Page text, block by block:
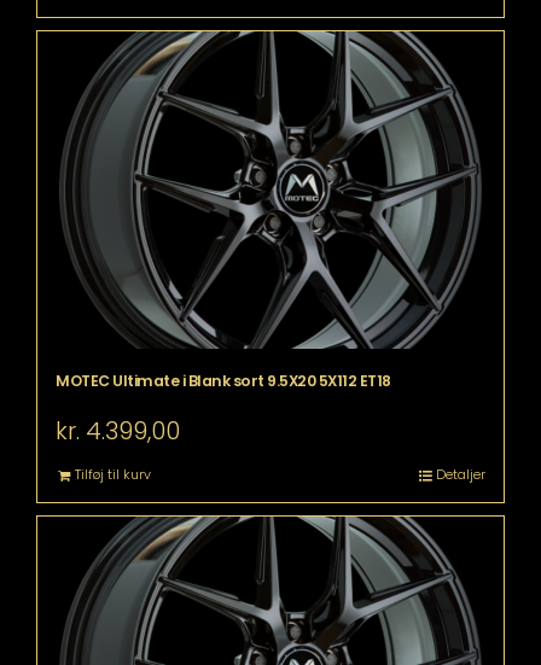
MOTEC Ultimate i Blank sort 9.5X20 5X112 ET18
kr. 4.399,00
Tilføj til kurv Detaljer